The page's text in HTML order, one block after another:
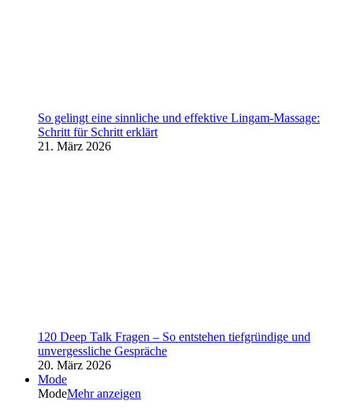
So gelingt eine sinnliche und effektive Lingam-Massage:
Schritt für Schritt erklärt
21. März 2026
120 Deep Talk Fragen – So entstehen tiefgründige und
unvergessliche Gespräche
20. März 2026
Mode
ModeMehr anzeigen